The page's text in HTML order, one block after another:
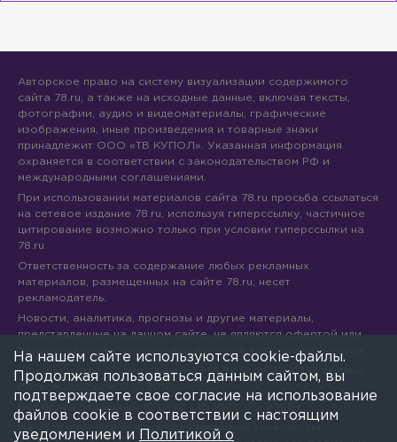
Авторское право на систему визуализации содержимого
сайта 78.ru, а также на исходные данные, включая тексты,
фотографии, аудио и видеоматериалы, графические
изображения, иные произведения и товарные знаки
принадлежит ООО «ТВ КУПОЛ». Указанная информация
охраняется в соответствии с законодательством РФ и
международными соглашениями.
При использовании материалов сайта 78.ru просьба ссылаться
на сетевое издание 78.ru, используя гиперссылку, частичное
цитирование возможно только при условии гиперссылки на
78.ru
Ответственность за содержание любых рекламных
материалов, размещенных на сайте 78.ru, несет
рекламодатель.
Новости, аналитика, прогнозы и другие материалы,
представленные на данном сайте, не являются офертой или
рекомендацией к покупке или продаже каких-либо активов.
Свидетельство о регистрации СМИ Эл № ФС77-71293 выдано
Все права защищены © ООО «ТВ КУПОЛ»
На 78.ru применяются рекомендательные технологии
На нашем сайте используются cookie-файлы.
Продолжая пользоваться данным сайтом, вы
подтверждаете свое согласие на использование
файлов cookie в соответствии с настоящим
уведомлением и
Политикой о